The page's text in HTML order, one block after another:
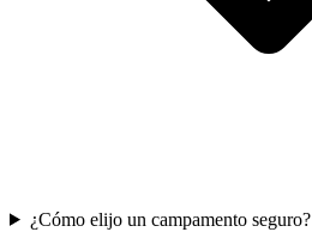
¿Cómo elijo un campamento seguro?